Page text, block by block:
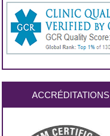
ACCRÉDITATIONS